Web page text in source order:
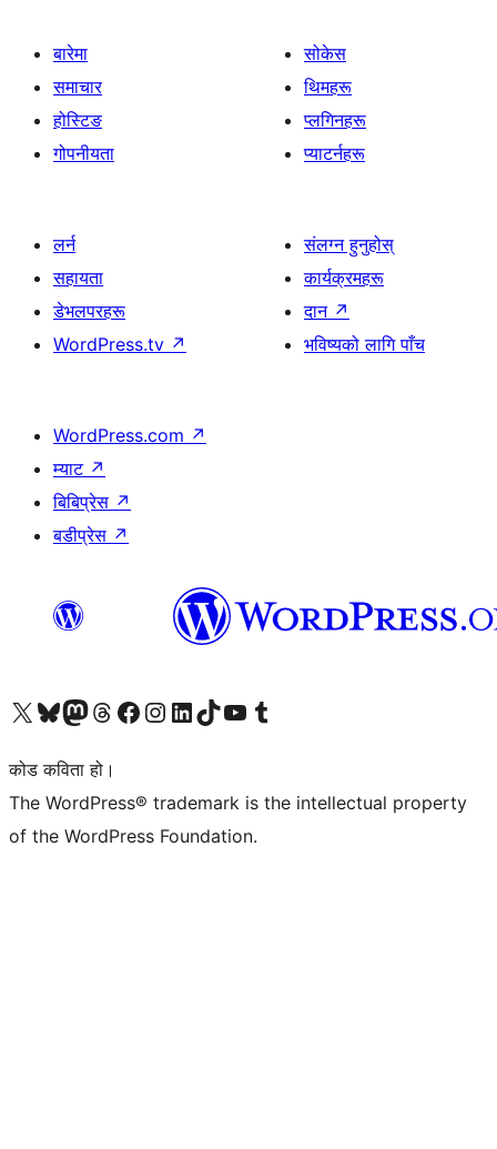
बारेमा
समाचार
होस्टिङ
गोपनीयता
सोकेस
थिमहरू
प्लगिनहरू
प्याटर्नहरू
लर्न
सहायता
डेभलपरहरू
WordPress.tv ↗
संलग्न हुनुहोस्
कार्यक्रमहरू
दान ↗
भविष्यको लागि पाँच
WordPress.com ↗
म्याट ↗
बिबिप्रेस ↗
बडीप्रेस ↗
हाम्रो X (पहिले ट्विटर) खातामा जानुहोस्
हाम्रो Bluesky खाता भ्रमण गर्नुहोस्
हाम्रो म्यास्टोडन खाता भ्रमण गर्नुहोस्
हाम्रो थ्रेड्स खातामा जानुहोस्
हाम्रो फेसबुक पेजमा जानुहोस्
हाम्रो इन्स्टाग्राम खातामा जानुहोस्
हाम्रो लिङ्क्डइन खातामा जानुहोस्
हाम्रो TikTok खाता भ्रमण गर्नुहोस्
हाम्रो युट्युब च्यानलमा जानुहोस्
हाम्रो टम्बलर खाता भ्रमण गर्नुहोस्
कोड कविता हो।
The WordPress® trademark is the intellectual property
of the WordPress Foundation.